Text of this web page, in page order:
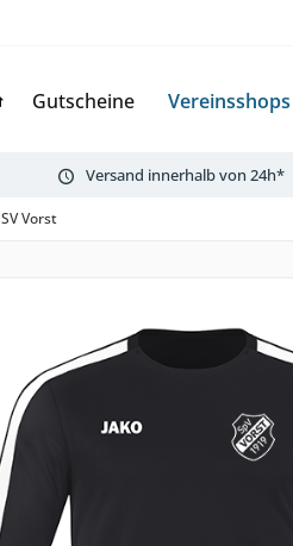
Gutscheine Vereinsshops
Versand innerhalb von 24h*
SV Vorst